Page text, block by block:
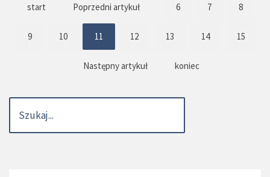
start Poprzedni artykuł 6 7 8
9 10 11 12 13 14 15
Następny artykuł koniec